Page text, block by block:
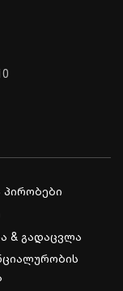
პირობები
& გადაცვლა